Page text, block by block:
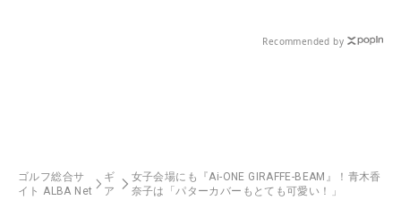
Recommended by
ゴルフ総合サ
イト ALBA Net
ギ
ア
女子会場にも『Ai-ONE GIRAFFE-BEAM』！青木香
奈子は「パターカバーもとても可愛い！」